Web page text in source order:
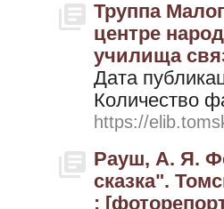
Труппа
центре
училища
Дата
Количество
https://
Рауш, А. Я.
сказка".
: